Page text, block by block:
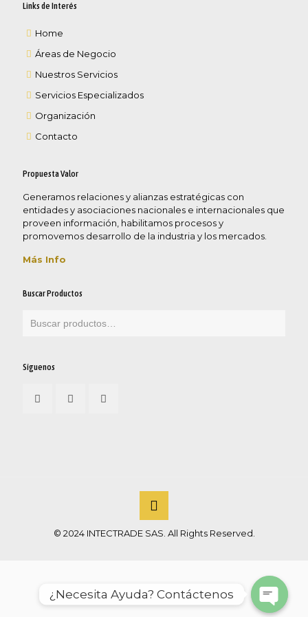
Links de Interés
Home
Áreas de Negocio
Nuestros Servicios
Servicios Especializados
Organización
Contacto
Propuesta Valor
Generamos relaciones y alianzas estratégicas con
entidades y asociaciones nacionales e internacionales que
proveen información, habilitamos procesos y
promovemos desarrollo de la industria y los mercados.
Más Info
Buscar Productos
Síguenos
© 2024 INTECTRADE SAS. All Rights Reserved.